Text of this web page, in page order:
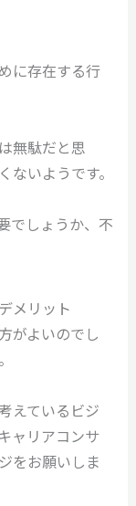
に存在する行
無駄だと思
いようです。
でしょうか、不
メリット
がよいのでし
えているビジ
ャリアコンサ
をお願いしま